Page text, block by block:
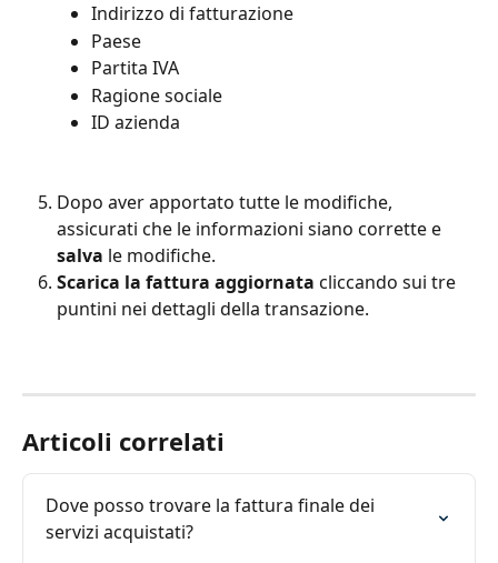
Indirizzo di fatturazione
Paese
Partita IVA
Ragione sociale
ID azienda
Dopo aver apportato tutte le modifiche,
assicurati che le informazioni siano corrette e
salva le modifiche.
Scarica la fattura aggiornata cliccando sui tre
puntini nei dettagli della transazione.
Articoli correlati
Dove posso trovare la fattura finale dei
servizi acquistati?